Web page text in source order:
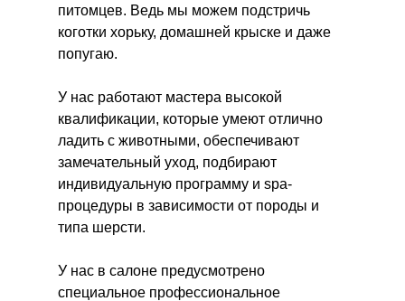
питомцев. Ведь мы можем подстричь
коготки хорьку, домашней крыске и даже
попугаю.
У нас работают мастера высокой
квалификации, которые умеют отлично
ладить с животными, обеспечивают
замечательный уход, подбирают
индивидуальную программу и spa-
процедуры в зависимости от породы и
типа шерсти.
У нас в салоне предусмотрено
специальное профессиональное